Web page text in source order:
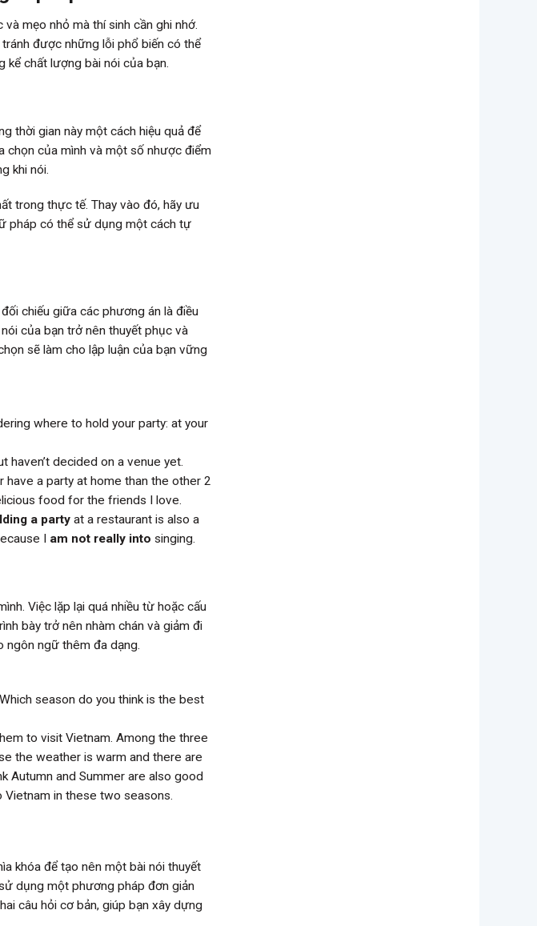
mẹo nhỏ mà thí sinh cần ghi nhớ.
được những lỗi phổ biến có thể
kể chất lượng bài nói của bạn.
thời gian này một cách hiệu quả để
chọn của mình và một số nhược điểm
khi nói.
trong thực tế. Thay vào đó, hãy ưu
pháp có thể sử dụng một cách tự
chiếu giữa các phương án là điều
của bạn trở nên thuyết phục và
sẽ làm cho lập luận của bạn vững
where to hold your party: at your
haven’t decided on a venue yet.
have a party at home than the other 2
food for the friends I love.
a party at a restaurant is also a
I am not really into singing.
Việc lặp lại quá nhiều từ hoặc cấu
bày trở nên nhàm chán và giảm đi
ngôn ngữ thêm đa dạng.
season do you think is the best
to visit Vietnam. Among the three
the weather is warm and there are
Autumn and Summer are also good
in these two seasons.
khóa để tạo nên một bài nói thuyết
dụng một phương pháp đơn giản
câu hỏi cơ bản, giúp bạn xây dựng